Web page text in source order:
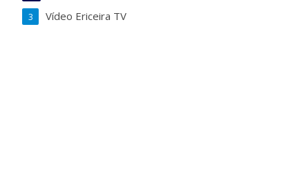
Vídeo Ericeira TV
3